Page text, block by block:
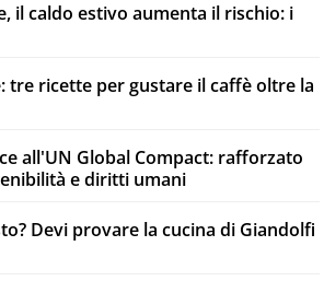
il caldo estivo aumenta il rischio: i
tre ricette per gustare il caffè oltre la
all'UN Global Compact: rafforzato
e diritti umani
Devi provare la cucina di Giandolfi